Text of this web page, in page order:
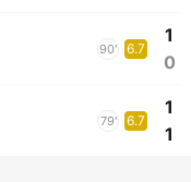
90' 6.7
1
0
79' 6.7
1
1